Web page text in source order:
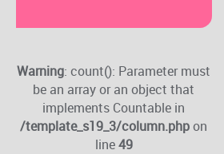
Warning: count(): Parameter must
be an array or an object that
implements Countable in
/template_s19_3/column.phpon
line49